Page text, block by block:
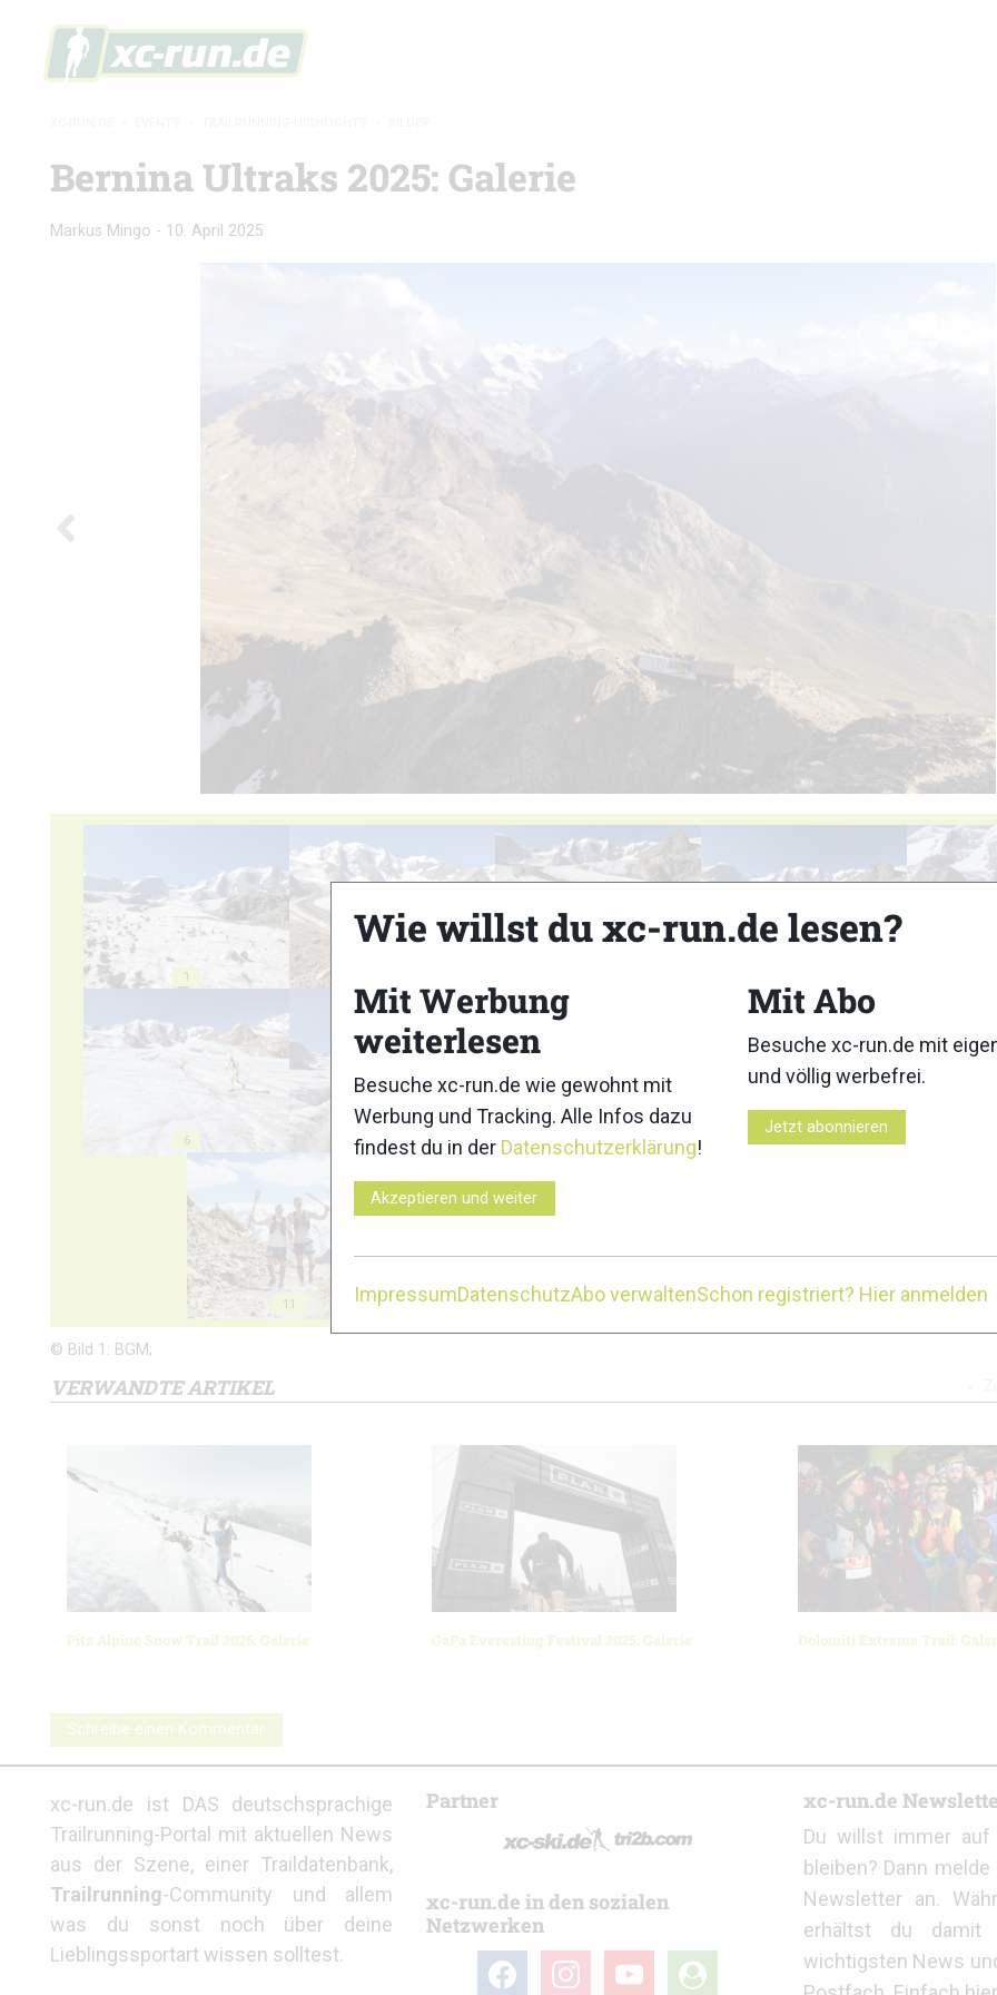
Bernina Ultraks 2025: Galerie
Markus Mingo - 10. April 2025
1
6 7 8
11 12 13 14
© Bild 1: BGM;
VERWANDTE ARTIKEL
Pitz Alpine Snow Trail 2026: Galerie GaPa Everesting Festival 2025: Galerie Dolomiti Extreme Trail:
Schreibe einen Kommentar
xc-run.de ist DAS deutschsprachige
Trailrunning-Portal mit aktuellen News
aus der Szene, einer Traildatenbank,
Trailrunning-Community und allem
was du sonst noch über deine
Lieblingssportart wissen solltest.
Partner
xc-run.de in den sozialen
Netzwerken
facebookinstagramyoutube
user-
xc-run.de
Du willst immer auf
bleiben? Dann
Newsletter an.
erhältst du damit
wichtigsten News
Wie willst du xc-run.de lesen?
Mit Werbung
weiterlesen
Besuche xc-run.de wie gewohnt mit
Werbung und Tracking. Alle Infos dazu
findest du in der Datenschutzerklärung!
Akzeptieren und weiter
Mit Abo
Besuche xc-run.de mit
und völlig werbefrei.
Jetzt abonnieren
ImpressumDatenschutzAbo verwaltenSchon registriert? Hier anmelden